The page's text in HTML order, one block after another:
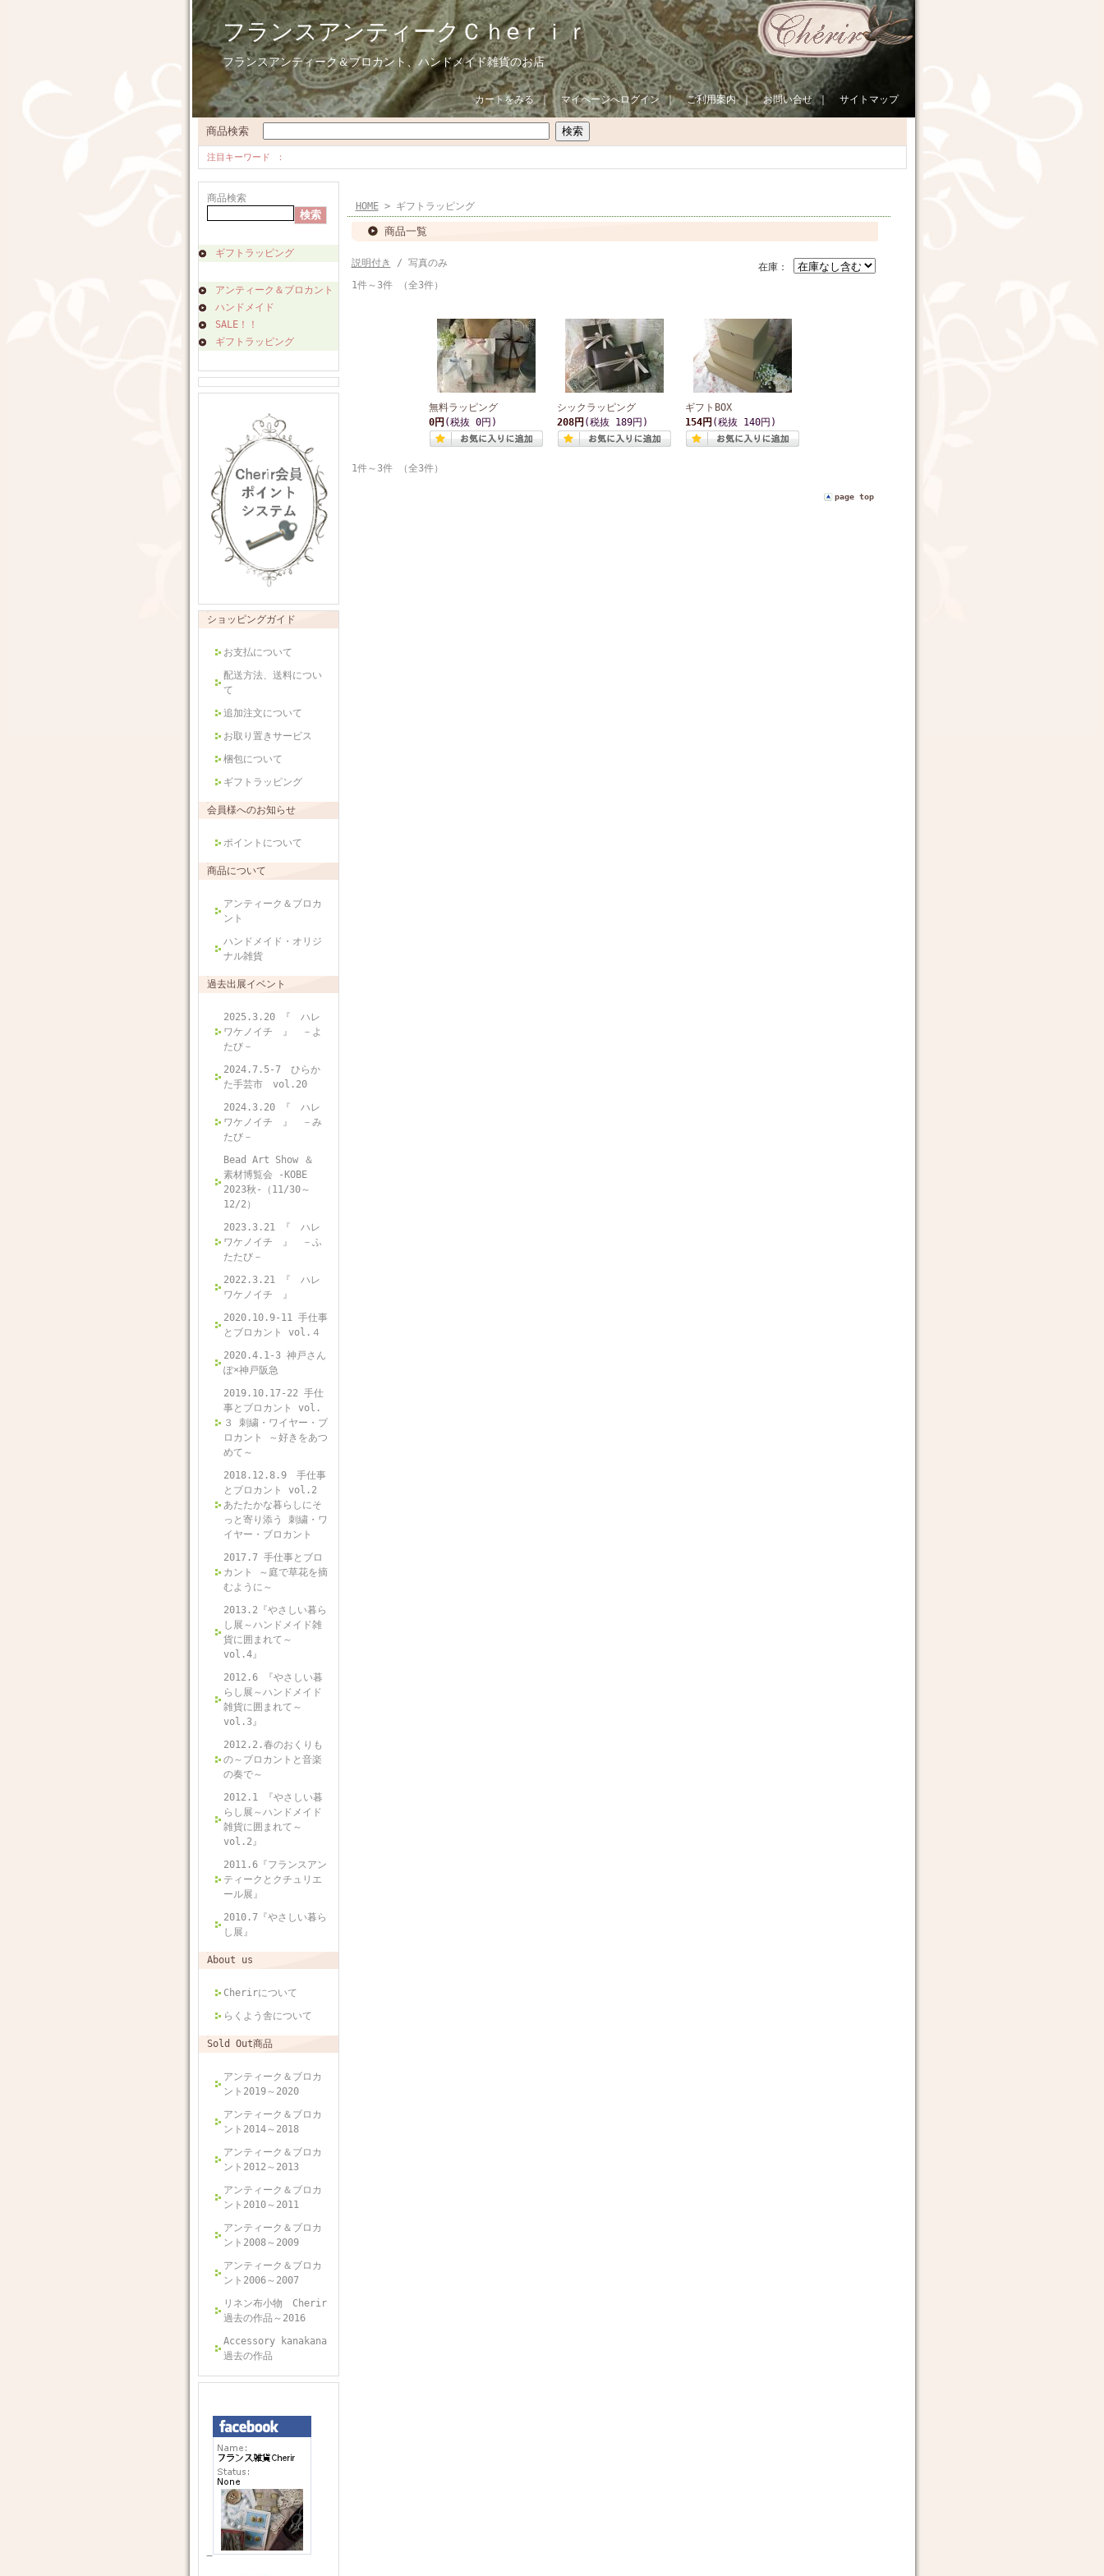
フランスアンティークＣｈeｒｉｒ
フランスアンティーク＆ブロカント、ハンドメイド雑貨のお店
カートをみる｜ マイページへログイン｜ ご利用案内｜ お問い合せ｜ サイトマップ
商品検索
注目キーワード
商品検索
ギフトラッピング
アンティーク＆ブロカント
ハンドメイド
SALE！！
ギフトラッピング
ショッピングガイド
お支払について
配送方法、送料につい
て
追加注文について
お取り置きサービス
梱包について
ギフトラッピング
会員様へのお知らせ
ポイントについて
商品について
アンティーク＆ブロカ
ント
ハンドメイド・オリジ
ナル雑貨
過去出展イベント
2025.3.20 『 ハレ
ワケノイチ 』 －よ
たび－
2024.7.5-7 ひらか
た手芸市 vol.20
2024.3.20 『 ハレ
ワケノイチ 』 －み
たび－
Bead Art Show ＆
素材博覧会 -KOBE
2023秋-（11/30～
12/2）
2023.3.21 『 ハレ
ワケノイチ 』 －ふ
たたび－
2022.3.21 『 ハレ
ワケノイチ 』
2020.10.9-11 手仕事
とブロカント vol.４
2020.4.1-3 神戸さん
ぽ×神戸阪急
2019.10.17-22 手仕
事とブロカント vol.
３ 刺繍・ワイヤー・ブ
ロカント ～好きをあつ
めて～
2018.12.8.9 手仕事
とブロカント vol.2
あたたかな暮らしにそ
っと寄り添う 刺繍・ワ
イヤー・ブロカント
2017.7 手仕事とブロ
カント ～庭で草花を摘
むように～
2013.2『やさしい暮ら
し展～ハンドメイド雑
貨に囲まれて～
vol.4』
2012.6 『やさしい暮
らし展～ハンドメイド
雑貨に囲まれて～
vol.3』
2012.2.春のおくりも
の～ブロカントと音楽
の奏で～
2012.1 『やさしい暮
らし展～ハンドメイド
雑貨に囲まれて～
vol.2』
2011.6『フランスアン
ティークとクチュリエ
ール展』
2010.7『やさしい暮ら
し展』
About us
Cherirについて
らくよう舎について
Sold Out商品
アンティーク＆ブロカ
ント2019～2020
アンティーク＆ブロカ
ント2014～2018
アンティーク＆ブロカ
ント2012～2013
アンティーク＆ブロカ
ント2010～2011
アンティーク＆ブロカ
ント2008～2009
アンティーク＆ブロカ
ント2006～2007
リネン布小物 Cherir
過去の作品～2016
Accessory kanakana
過去の作品
HOME> ギフトラッピング
商品一覧
在庫：
説明付き
/ 写真のみ
1件～3件 （全3件）
無料ラッピング
0円 (税抜 0円)
シックラッピング
208円 (税抜 189円)
ギフトBOX
154円 (税抜 140円)
1件～3件 （全3件）
page top